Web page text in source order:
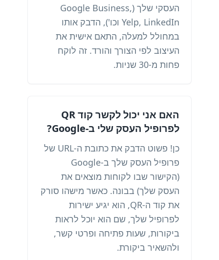
העסקי שלך (Google Business,
Yelp, LinkedIn וכו'), הדבק אותו
במחולל למעלה, התאם אישית את
העיצוב לפי הצורך והורד. זה לוקח
פחות מ-30 שניות.
האם אני יכול לקשר קוד QR
לפרופיל העסק שלי ב-Google?
כן! פשוט הדבק את כתובת ה-URL של
פרופיל העסק שלך ב-Google
(הקישור שבו לקוחות מוצאים את
העסק שלך) בבונה. כאשר מישהו סורק
את קוד ה-QR, הוא יגיע ישירות
לפרופיל שלך, שם הוא יוכל לראות
ביקורות, שעות פתיחה ופרטי קשר,
ולהשאיר ביקורת.